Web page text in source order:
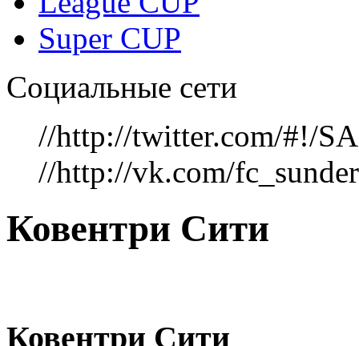
Super CUP
Социальные сети
//http://twitter.com/#!/
//http://vk.com/
Ковентри Сити
Ковентри Сити